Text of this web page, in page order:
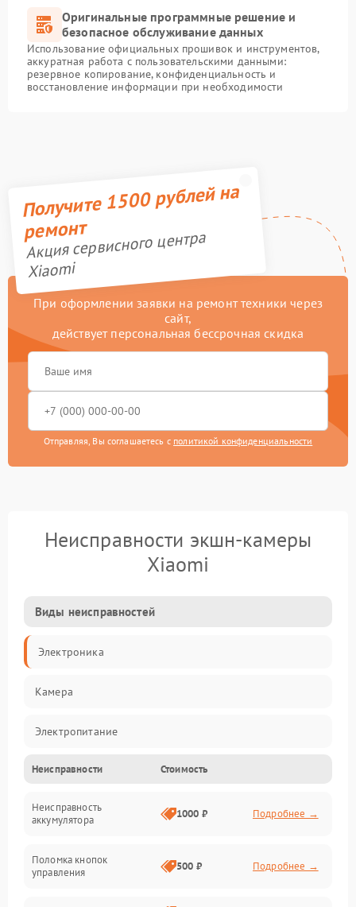
Оригинальные программные решение и
безопасное обслуживание данных
Использование официальных прошивок и инструментов,
аккуратная работа с пользовательскими данными:
резервное копирование, конфиденциальность и
восстановление информации при необходимости
Получите 1500 рублей на
ремонт
Акция сервисного центра
Xiaomi
При оформлении заявки на ремонт техники через
сайт,
действует персональная бессрочная скидка
Отправляя, Вы соглашаетесь с политикой конфиденциальности
Неисправности экшн-камеры
Xiaomi
Виды неисправностей
Электроника
Камера
Электропитание
Память/Носитель
Хранение данных
Неисправности Стоимость
Неисправность
аккумулятора
1000 ₽ Подробнее →
Поломка кнопок
управления
500 ₽ Подробнее →